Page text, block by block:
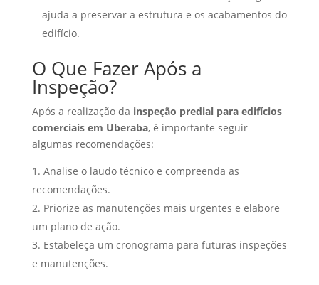
ajuda a preservar a estrutura e os acabamentos do
edifício.
O Que Fazer Após a
Inspeção?
Após a realização da inspeção predial para edifícios
comerciais em Uberaba, é importante seguir
algumas recomendações:
Analise o laudo técnico e compreenda as
recomendações.
Priorize as manutenções mais urgentes e elabore
um plano de ação.
Estabeleça um cronograma para futuras inspeções
e manutenções.